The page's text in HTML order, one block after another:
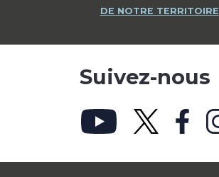
DE NOTRE TERRITOIRE
Suivez-nous